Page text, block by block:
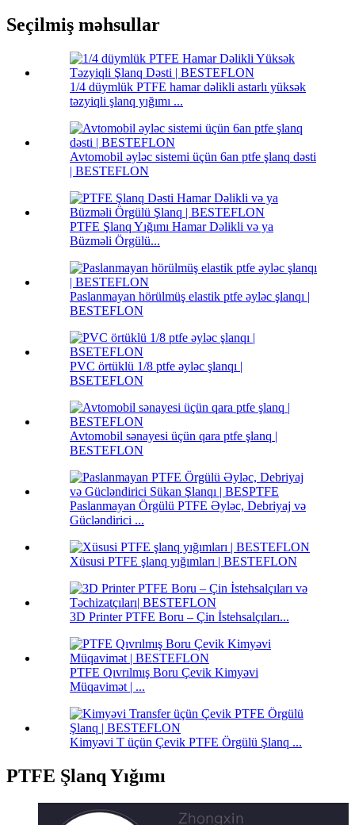
Seçilmiş məhsullar
1/4 düymlük PTFE hamar dəlikli astarlı yüksək
təzyiqli şlanq yığımı ...
Avtomobil əyləc sistemi üçün 6an ptfe şlanq dəsti
| BESTEFLON
PTFE Şlanq Yığımı Hamar Dəlikli və ya
Büzməli Örgülü...
Paslanmayan hörülmüş elastik ptfe əyləc şlanqı |
BESTEFLON
PVC örtüklü 1/8 ptfe əyləc şlanqı |
BSETEFLON
Avtomobil sənayesi üçün qara ptfe şlanq |
BESTEFLON
Paslanmayan Örgülü PTFE Əyləc, Debriyaj və
Gücləndirici ...
Xüsusi PTFE şlanq yığımları | BESTEFLON
3D Printer PTFE Boru – Çin İstehsalçıları...
PTFE Qıvrılmış Boru Çevik Kimyəvi
Müqavimət | ...
Kimyəvi T üçün Çevik PTFE Örgülü Şlanq ...
PTFE Şlanq Yığımı